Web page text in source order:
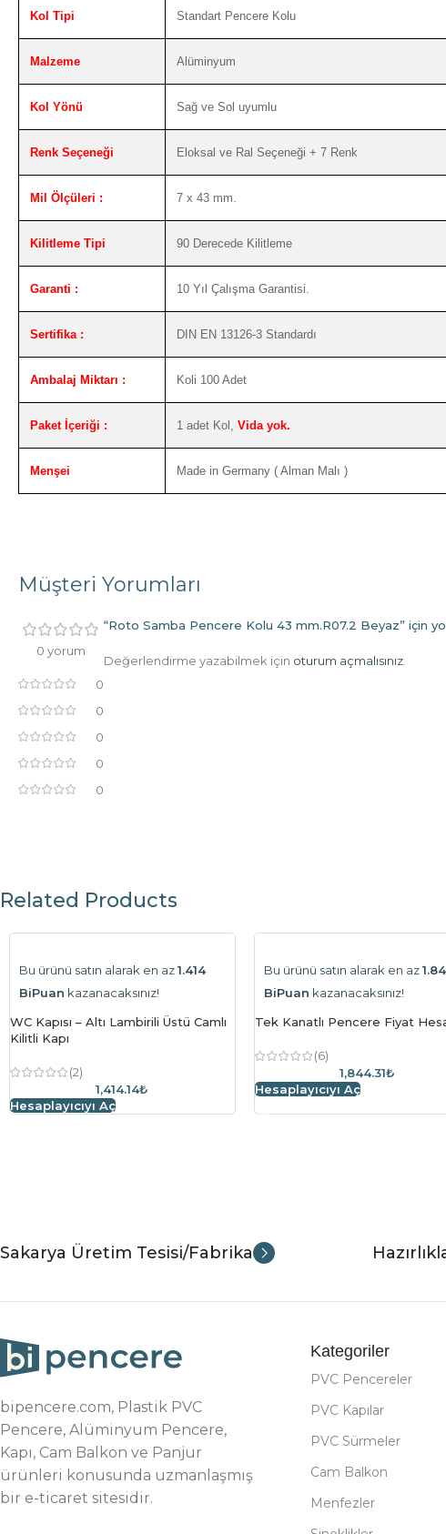
Kol Tipi Standart Pencere Kolu
Malzeme Alüminyum
Kol Yönü Sağ ve Sol uyumlu
Renk Seçeneği Eloksal ve Ral Seçeneği + 7 Renk
Mil Ölçüleri : 7 x 43 mm.
Kilitleme Tipi 90 Derecede Kilitleme
Garanti : 10 Yıl Çalışma Garantisi.
Sertifika : DIN EN 13126-3 Standardı
Ambalaj Miktarı : Koli 100 Adet
Paket İçeriği : 1 adet Kol, Vida yok.
Menşei Made in Germany ( Alman Malı )
Müşteri Yorumları
0 yorum
0
0
0
0
0
“Roto Samba Pencere Kolu 43 mm.R07.2 Beyaz” için
Değerlendirme yazabilmek için oturum açmalısınız
Related Products
Bu ürünü satın alarak en az1.414
BiPuan kazanacaksınız!
WC Kapısı – Altı Lambirili Üstü Camlı
Kilitli Kapı
(2)
1,414.14₺
Hesaplayıcıyı Aç
Bu ürünü satın alarak en az
BiPuan kazanacaksınız!
Tek Kanatlı Pencere Fiyat
(6)
1,844.31₺
Hesaplayıcıyı Aç
Sakarya Üretim Tesisi/Fabrika
bipencere.com, Plastik PVC
Pencere, Alüminyum Pencere,
Kapı, Cam Balkon ve Panjur
ürünleri konusunda uzmanlaşmış
bir e-ticaret sitesidir.
Kategoriler
PVC Pencereler
PVC Kapılar
PVC Sürmeler
Cam Balkon
Menfezler